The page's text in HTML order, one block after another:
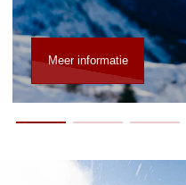
Meer informatie